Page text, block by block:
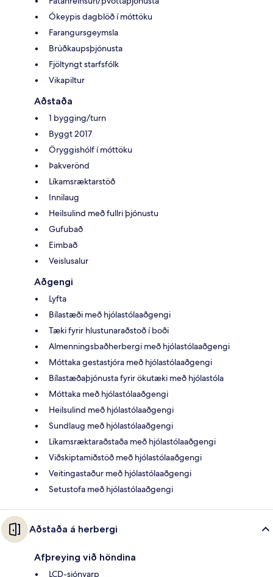
Ókeypis dagblöð í móttöku
Farangursgeymsla
Brúðkaupsþjónusta
Fjöltyngt starfsfólk
Vikapiltur
Aðstaða
1 bygging/turn
Byggt 2017
Öryggishólf í móttöku
Þakverönd
Líkamsræktarstöð
Innilaug
Heilsulind með fullri þjónustu
Gufubað
Eimbað
Veislusalur
Aðgengi
Lyfta
Bílastæði með hjólastólaaðgengi
Tæki fyrir hlustunaraðstoð í boði
Almenningsbaðherbergi með hjólastólaaðgengi
Móttaka gestastjóra með hjólastólaaðgengi
Bílastæðaþjónusta fyrir ökutæki með hjólastóla
Móttaka með hjólastólaaðgengi
Heilsulind með hjólastólaaðgengi
Sundlaug með hjólastólaaðgengi
Líkamsræktaraðstaða með hjólastólaaðgengi
Viðskiptamiðstöð með hjólastólaaðgengi
Veitingastaður með hjólastólaaðgengi
Setustofa með hjólastólaaðgengi
Aðstaða á herbergi
Afþreying við höndina
LCD-sjónvarp